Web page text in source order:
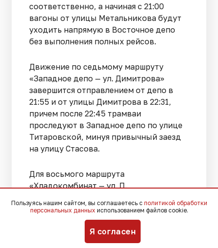
соответственно, а начиная с 21:00
вагоны от улицы Метальникова будут
уходить напрямую в Восточное депо
без выполнения полных рейсов.
Движение по седьмому маршруту
«Западное депо — ул. Димитрова»
завершится отправлением от депо в
21:55 и от улицы Димитрова в 22:31,
причем после 22:45 трамваи
проследуют в Западное депо по улице
Титаровской, минуя привычный заезд
на улицу Стасова.
Для восьмого маршрута
«Хладокомбинат — ул. П.
предельное время выезда в 21:57 и
21:09, а после 21:45 техника
направляется в Восточное депо от
конечной остановки на улице
Пользуясь нашим сайтом, вы соглашаетесь с политикой обработки
персональных данных использованием файлов cookie.
Я согласен